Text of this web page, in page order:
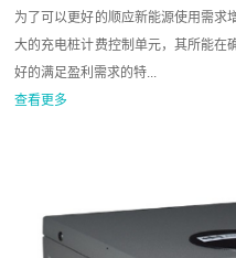
为了可以更好的顺应新能源使用需求
大的充电桩计费控制单元，其所能在
好的满足盈利需求的特...
查看更多